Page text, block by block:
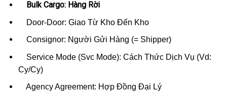
Bulk Cargo: Hàng Rời
Door-Door: Giao Từ Kho Đến Kho
Consignor: Người Gửi Hàng (= Shipper)
Service Mode (Svc Mode): Cách Thức Dịch Vụ (Vd:
Cy/Cy)
Agency Agreement: Hợp Đồng Đại Lý